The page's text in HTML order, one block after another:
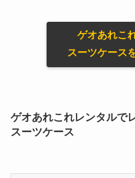
ゲオあれこ
スーツケース
ゲオあれこれレンタルで
スーツケース